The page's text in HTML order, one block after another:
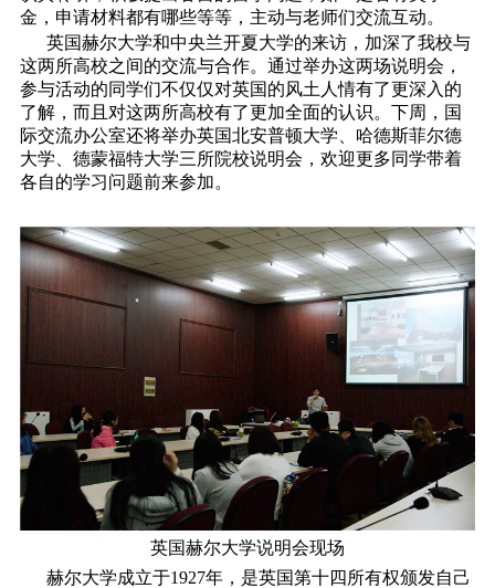
金，申请材料都有哪些等等，主动与老师们交流互动。
英国赫尔大学和中央兰开夏大学的来访，加深了我校与
这两所高校之间的交流与合作。通过举办这两场说明会，
参与活动的同学们不仅仅对英国的风土人情有了更深入的
了解，而且对这两所高校有了更加全面的认识。下周，国
际交流办公室还将举办英国北安普顿大学、哈德斯菲尔德
大学、德蒙福特大学三所院校说明会，欢迎更多同学带着
各自的学习问题前来参加。
英国赫尔大学说明会现场
赫尔大学成立于1927年，是英国第十四所有权颁发自己